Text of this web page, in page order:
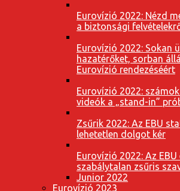
Eurovízió 2022: Nézd
a biztonsági
Eurovízió 2022: Sokan
hazatérőket, sorban
Eurovízió rendezéséért
Eurovízió 2022:
videók a „stand-in”
Zsűrik 2022: Az EBU
lehetetlen dolgot kér
Eurovízió 2022: Az
szabálytalan zsűris
Junior 2022
Eurovízió 2023